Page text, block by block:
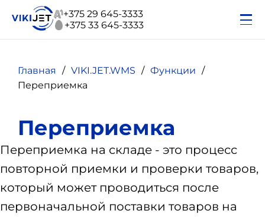
+375 29 645-3333
+375 33 645-3333
Главная VIKI.JET.WMS
Функции
Переприемка
Переприемка
Переприемка на складе - это процесс
повторной приемки и проверки товаров,
который может проводиться после
первоначальной поставки товаров на